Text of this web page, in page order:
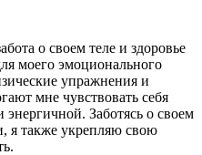
о своем теле и здоровье
моего эмоционального
упражнения и
мне чувствовать себя
энергичной. Заботясь о своем
я также укрепляю свою